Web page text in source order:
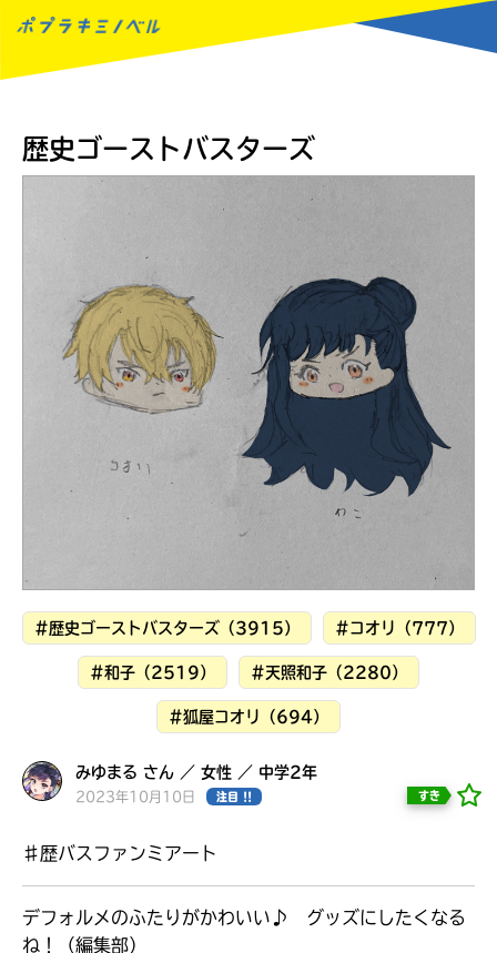
読みたい本が
本を飛び出して
歴史ゴーストバスターズ
#歴史ゴーストバスターズ（3915） #コオリ（777）
#和子（2519） #天照和子（2280）
#狐屋コオリ（694）
みゆまる さん ／ 女性 ／ 中学2年
2023年10月10日 注目 !! すき
♯歴バスファンミアート
デフォルメのふたりがかわいい♪ グッズにしたくなる
ね！（編集部）